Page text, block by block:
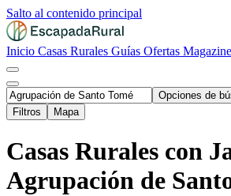
Salto al contenido principal
Inicio Casas Rurales Guías Ofertas Magazine
Opciones de
Filtros
Mapa
Casas Rurales con
Agrupación de